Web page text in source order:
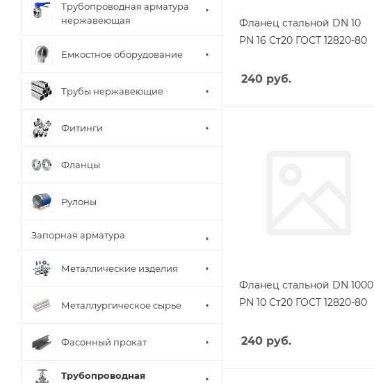
Фланец стальной DN 10
PN 16 Ст20 ГОСТ 12820-80
240 руб.
Фланец стальной DN 1000
PN 10 Ст20 ГОСТ 12820-80
240 руб.
Трубопроводная арматура
нержавеющая
Емкостное оборудование
Трубы нержавеющие
Фитинги
Фланцы
Рулоны
Запорная арматура
Металлические изделия
Металлургическое сырье
Фасонный прокат
Трубопроводная